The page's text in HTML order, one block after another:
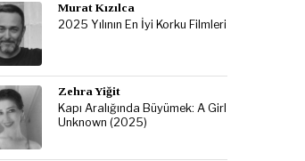
Murat Kızılca
2025 Yılının En İyi Korku Filmleri
Zehra Yiğit
Kapı Aralığında Büyümek: A Girl
Unknown (2025)